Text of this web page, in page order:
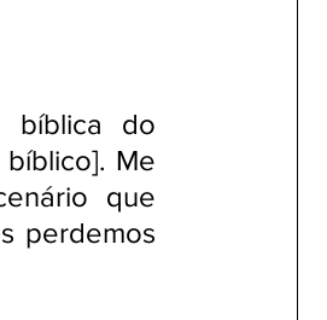
bíblica do
Me
que
perdemos